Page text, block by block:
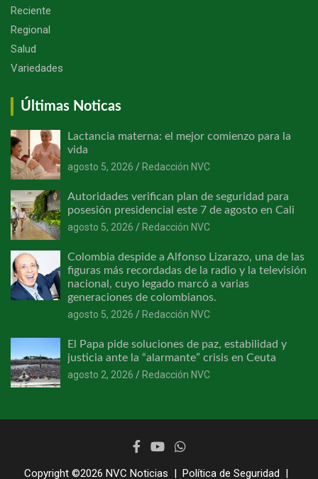
Reciente
Regional
Salud
Variedades
Últimas Noticas
Lactancia materna: el mejor comienzo para la
vida
agosto 5, 2026
Redacción NVC
Autoridades verifican plan de seguridad para
posesión presidencial este 7 de agosto en Cali
agosto 5, 2026
Redacción NVC
Colombia despide a Alfonso Lizarazo, una de las
figuras más recordadas de la radio y la televisión
nacional, cuyo legado marcó a varias
generaciones de colombianos.
agosto 5, 2026
Redacción NVC
El Papa pide soluciones de paz, estabilidad y
justicia ante la “alarmante” crisis en Ceuta
agosto 2, 2026
Redacción NVC
Copyright ©2026 NVC Noticias Política de Seguridad